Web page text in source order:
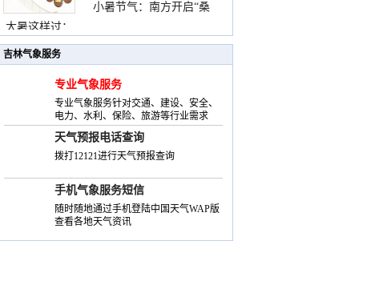
大暑这样过：
“两注意一控制”
小暑节气：南方开启“桑
季
吉林气象服务
专业气象服务
专业气象服务针对交通、建设、安全、
电力、水利、保险、旅游等行业需求
天气预报电话查询
拨打12121进行天气预报查询
手机气象服务短信
随时随地通过手机登陆中国天气WAP版
查看各地天气资讯